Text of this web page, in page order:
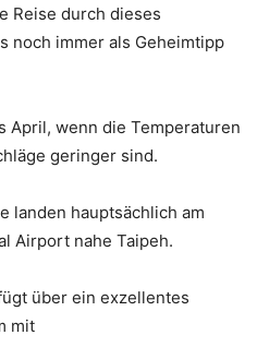
Reise durch dieses
noch immer als Geheimtipp
April, wenn die Temperaturen
geringer sind.
landen hauptsächlich am
Airport nahe Taipeh.
über ein exzellentes
mit